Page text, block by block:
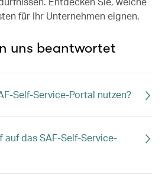
für Ihr Unternehmen eignen.
uns beantwortet
Self-Service-Portal nutzen?
das SAF-Self-Service-